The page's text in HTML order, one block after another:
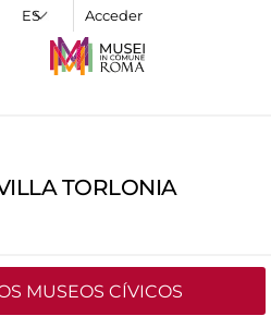
Acceder
TORLONIA
MUSEOS CÍVICOS